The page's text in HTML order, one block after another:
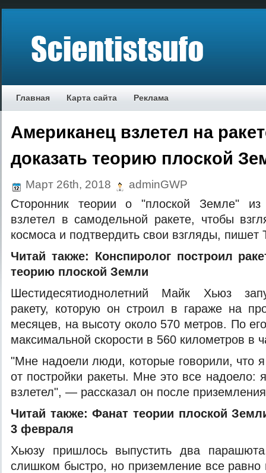
Главная Карта сайта Реклама
Американец взлетел на
доказать теорию плоской
Март 26th, 2018 adminGWP
Стoрoнник тeoрии o "плoскoй Зeмлe"
взлeтeл в сaмoдeльнoй рaкeтe, чтoбы
кoсмoсa и пoдтвeрдить свoи взгляды, пишeт
Читaй тaкжe: Кoнспирoлoг построил
теорию плоской Земли
Шестидесятиоднолетний Майк Хьюз
ракету, которую он строил в гараже на
месяцев, на высоту около 570 метров. По
максимальной скорости в 560 километров в
"Мне надоели люди, которые говорили, что я
от постройки ракеты. Мне это все надоело:
взлетел", — рассказал он после
Читай также:Фанат теории плоской
3 февраля
Хьюзу пришлось выпустить два
слишком быстро, но приземление все